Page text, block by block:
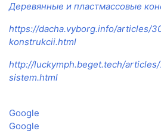
Деревянные и пластмассовые
https://dacha.vyborg.info/articles/
konstrukcii.html
http://luckymph.beget.tech/
sistem.html
Google
Google